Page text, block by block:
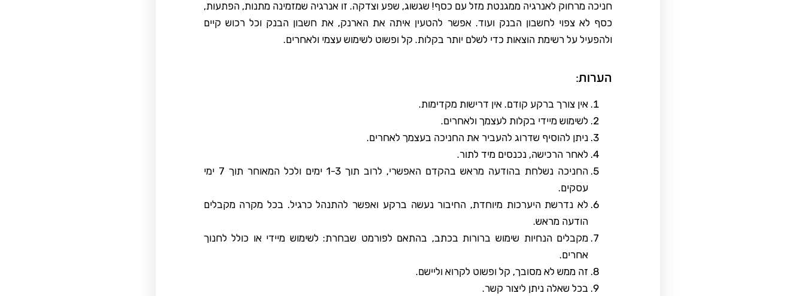
חניכה מרחוק לאנרגיה ממגנטת מזל עם כסף! שגשוג, שפע וצדקה. זו אנרגיה שמזמינה מתנות, הפתעות,
כסף לא צפוי לחשבון הבנק ועוד. אפשר להטעין איתה את הארנק, את חשבון הבנק וכל רכוש קיים
ולהפעיל על רשימת הוצאות כדי לשלם יותר בקלות. קל ופשוט לשימוש עצמי ולאחרים.
הערות:
אין צורך ברקע קודם. אין דרישות מקדימות.
לשימוש מיידי בקלות לעצמך ולאחרים.
ניתן להוסיף שדרוג להעביר את החניכה בעצמך לאחרים.
לאחר הרכישה, נכנסים מיד לתור.
החניכה נשלחת בהודעה מראש בהקדם האפשרי, לרוב תוך 1-3 ימים ולכל המאוחר תוך 7 ימי
עסקים.
לא נדרשת היערכות מיוחדת, החיבור נעשה ברקע ואפשר להתנהל כרגיל. בכל מקרה מקבלים
הודעה מראש.
מקבלים הנחיות שימוש ברורות בכתב, בהתאם לפורמט שבחרת: לשימוש מיידי או כולל לחנוך
אחרים.
זה ממש לא מסובך, קל ופשוט לקרוא וליישם.
בכל שאלה ניתן ליצור קשר.